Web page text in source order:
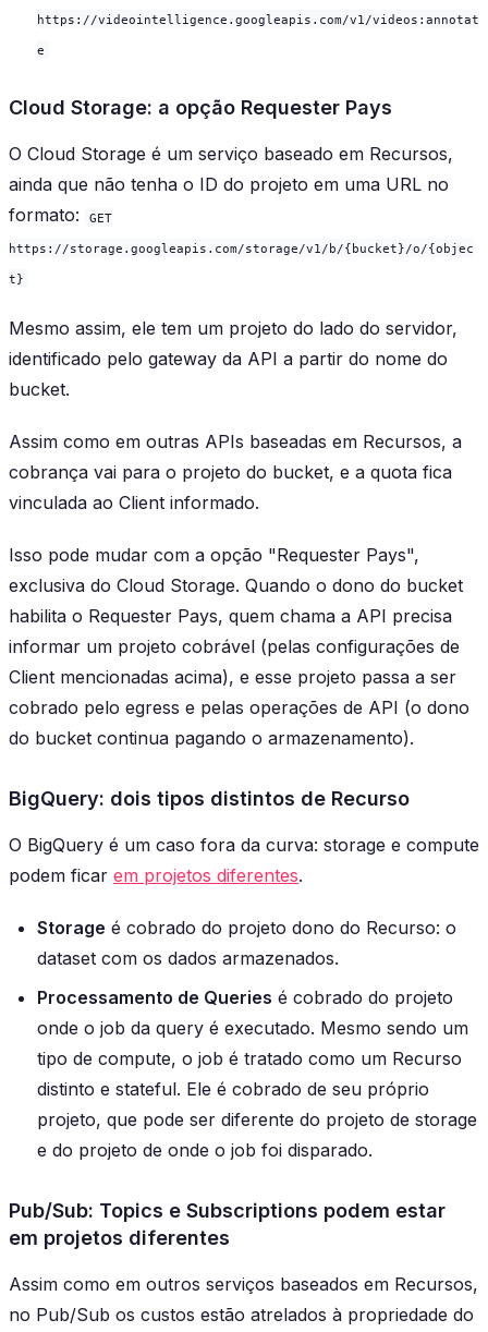
https://videointelligence.googleapis.com/v1/videos:annotat
e
Cloud Storage: a opção Requester Pays
O Cloud Storage é um serviço baseado em Recursos,
ainda que não tenha o ID do projeto em uma URL no
formato:
GET
https://storage.googleapis.com/storage/v1/b/{bucket}/o/{objec
t}
Mesmo assim, ele tem um projeto do lado do servidor,
identificado pelo gateway da API a partir do nome do
bucket.
Assim como em outras APIs baseadas em Recursos, a
cobrança vai para o projeto do bucket, e a quota fica
vinculada ao Client informado.
Isso pode mudar com a opção "Requester Pays",
exclusiva do Cloud Storage. Quando o dono do bucket
habilita o Requester Pays, quem chama a API precisa
informar um projeto cobrável (pelas configurações de
Client mencionadas acima), e esse projeto passa a ser
cobrado pelo egress e pelas operações de API (o dono
do bucket continua pagando o armazenamento).
BigQuery: dois tipos distintos de Recurso
O BigQuery é um caso fora da curva: storage e compute
podem ficar em projetos diferentes.
Storage é cobrado do projeto dono do Recurso: o
dataset com os dados armazenados.
Processamento de Queries é cobrado do projeto
onde o job da query é executado. Mesmo sendo um
tipo de compute, o job é tratado como um Recurso
distinto e stateful. Ele é cobrado de seu próprio
projeto, que pode ser diferente do projeto de storage
e do projeto de onde o job foi disparado.
Pub/Sub: Topics e Subscriptions podem estar
em projetos diferentes
Assim como em outros serviços baseados em Recursos,
no Pub/Sub os custos estão atrelados à propriedade do